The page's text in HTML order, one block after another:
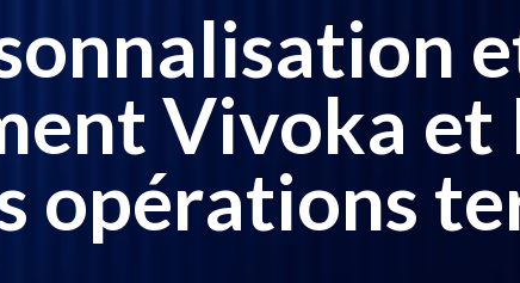
Vivoka et
opérations